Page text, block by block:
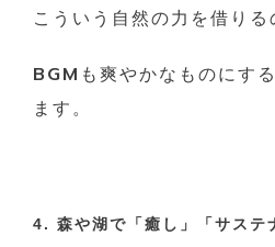
こういう自然の力を借りる
BGMも爽やかなものにす
ます。
4. 森や湖で「癒し」「サステ